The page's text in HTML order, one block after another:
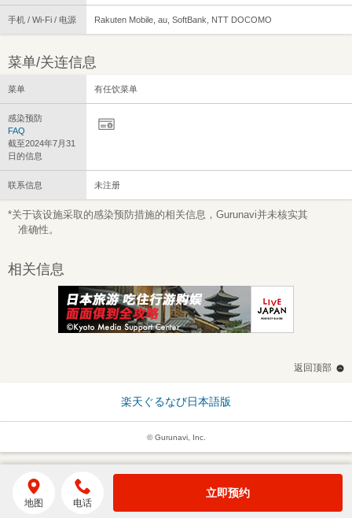
手机 / Wi-Fi / 电源 Rakuten Mobile, au, SoftBank, NTT DOCOMO
菜单/关连信息
菜单 有任饮菜单
感染预防
FAQ
截至2024年7月31
日的信息
联系信息 未注册
*关于该设施采取的感染预防措施的相关信息，Gurunavi并未核实其
准确性。
相关信息
返回顶部
楽天ぐるなび日本語版
© Gurunavi, Inc.
地图 电话
立即预约